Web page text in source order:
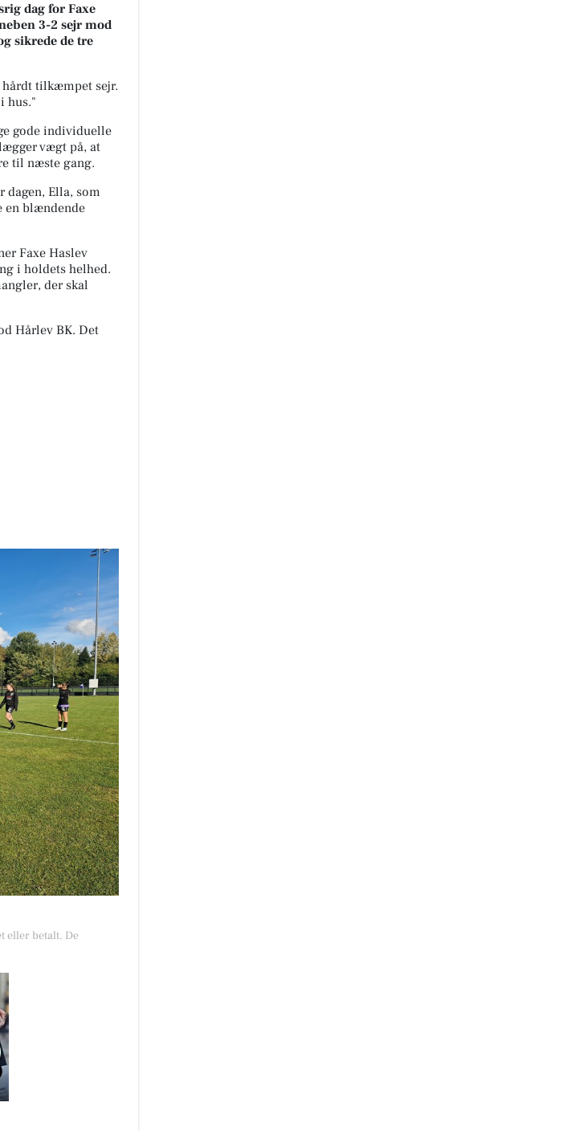
dag for Faxe
3-2 sejr mod
sikrede de tre
hårdt tilkæmpet sejr.
hus."
gode individuelle
vægt på, at
til næste gang.
dagen, Ella, som
en blændende
Faxe Haslev
i holdets helhed.
der skal
Hårlev BK. Det
eller betalt. De